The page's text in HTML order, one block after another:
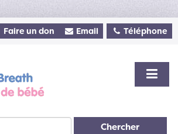
Faire un don Email Téléphone
Chercher